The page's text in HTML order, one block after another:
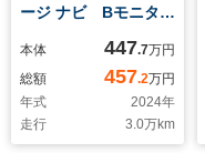
ージ ナビ Bモニタ
ロ 認定中古車
本体 447.7万円
総額
457.2万円
年式
2024年
走行
3.0万km